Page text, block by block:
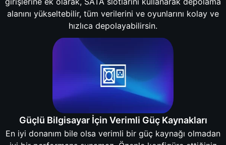
alanını yükseltebilir, tüm verilerini ve oyunlarını kolay ve
hızlıca depolayabilirsin.
Güçlü Bilgisayar İçin Verimli Güç Kaynakları
En iyi donanım bile olsa verimli bir güç kaynağı olmadan